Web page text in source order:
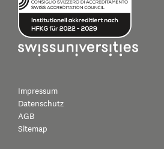
Impressum
Datenschutz
AGB
Sitemap